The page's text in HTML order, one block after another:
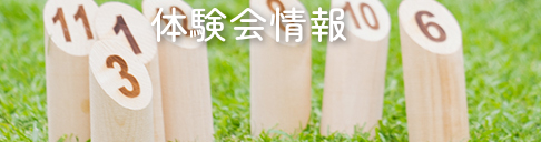
体験会情報